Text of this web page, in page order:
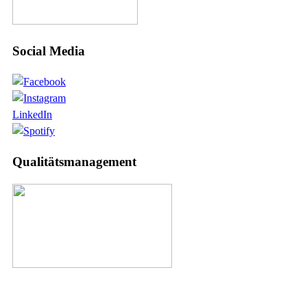
Social Media
LinkedIn
Qualitätsmanagement